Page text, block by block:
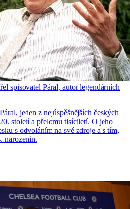
spisovatel Páral, autor legendárních
jeden z nejúspěšnějších českých
století a přelomu tisíciletí. O jeho
s odvoláním na své zdroje a s tím,
narozenin.